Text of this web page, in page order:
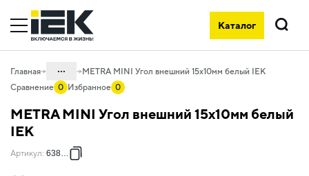
Каталог
Поиск
Главная ...
05.01 Кабель-каналы пластиковые
METRA MINI Угол внешний 15х10мм белый IEK
Сравнение 0 Избранное 0
METRA MINI Угол внешний 15х10мм белый
IEK
Артикул: 638102